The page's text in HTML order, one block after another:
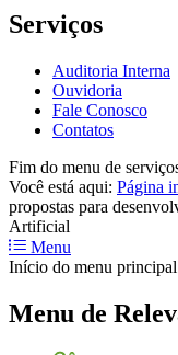
Serviços
Auditoria Interna
Ouvidoria
Fale Conosco
Contatos
Fim do menu de
Você está aqui: Página
propostas para
Artificial
Menu
Início do menu principal
Menu de